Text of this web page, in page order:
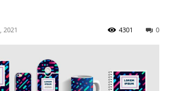
2021 0
4301